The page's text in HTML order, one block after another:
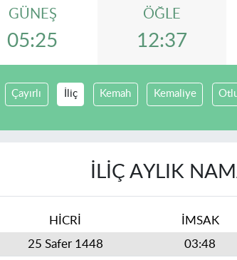
GÜNEŞ
05:25
ÖĞLE
12:37
Çayırlı İliç Kemah Kemaliye
İLIÇ AYLIK
HİCRİ İMSAK
25 Safer 1448 03:48